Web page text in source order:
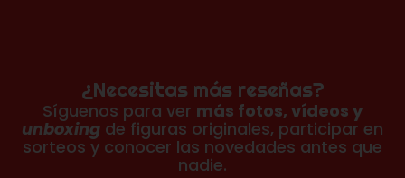
¿Necesitas más reseñas?
Síguenos para ver más fotos, vídeos y
unboxing de figuras originales, participar en
sorteos y conocer las novedades antes que
nadie.